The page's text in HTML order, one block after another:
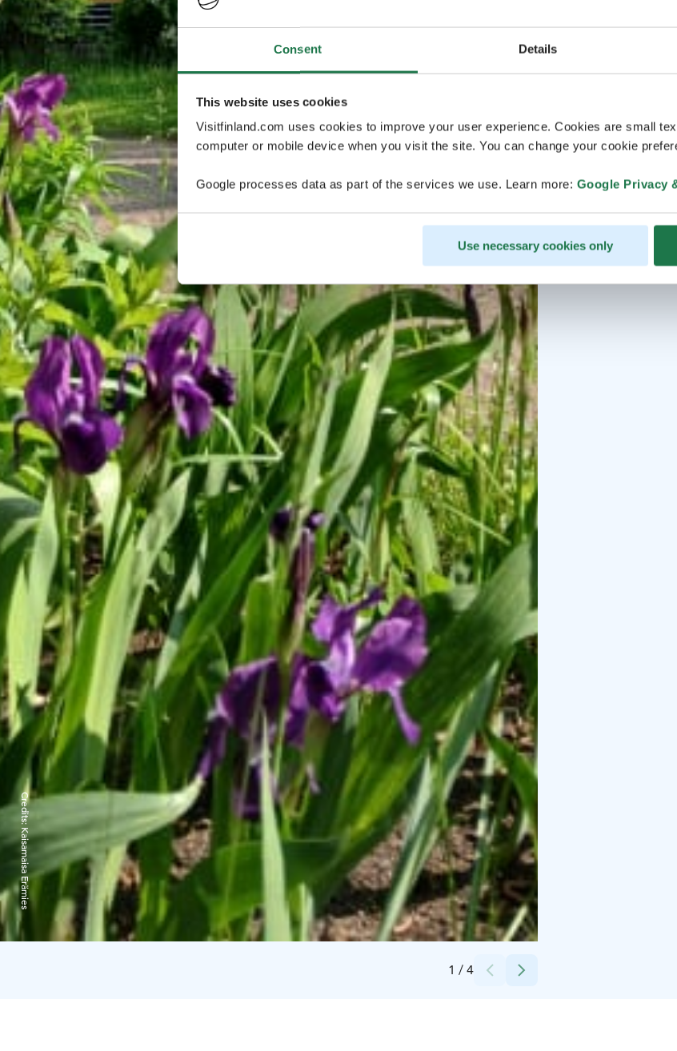
Consent Details
This website uses cookies
Visitfinland.com uses cookies to improve your user experience. Cookies are small
computer or mobile device when you visit the site. You can change your cookie
Google processes data as part of the services we use. Learn more: Google Privacy
Use necessary cookies only
1 / 4
Credits:
Kaisamaisa Erämies